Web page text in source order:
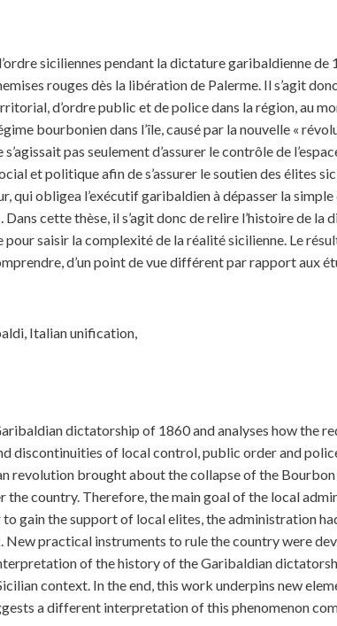
siciliennes pendant la dictature garibaldienne
rouges dès la libération de Palerme. Il s’agit
d’ordre public et de police dans la région, au
bourbonien dans l’île, causé par la nouvelle «
pas seulement d’assurer le contrôle de
et politique afin de s’assurer le soutien des élites
qui obligea l’exécutif garibaldien à dépasser la
cette thèse, il s’agit donc de relire l’histoire de la
saisir la complexité de la réalité sicilienne. Le
d’un point de vue différent par rapport aux
Italian unification,
dictatorship of 1860 and analyses how the
discontinuities of local control, public order and
revolution brought about the collapse of the Bourbon
country. Therefore, the main goal of the local
gain the support of local elites, the administration
practical instruments to rule the country were
of the history of the Garibaldian
context. In the end, this work underpins new
a different interpretation of this phenomenon